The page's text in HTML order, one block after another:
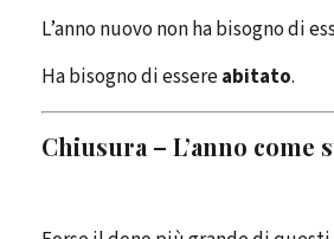
L’anno nuovo non ha bisogno di
Ha bisogno di essereabitato.
Chiusura – L’anno come